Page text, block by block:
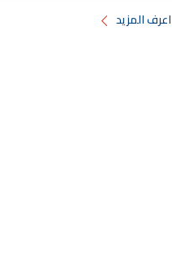
اعرف المزيد